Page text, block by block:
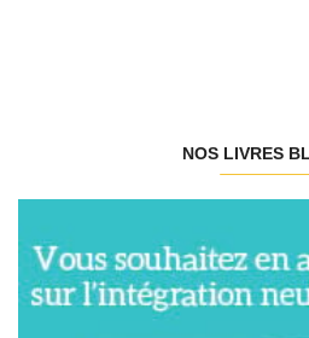
NOS LIVRES